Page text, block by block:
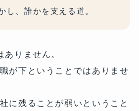
し、誰かを支える道。
ありません。
が下ということではありませ
に残ることが弱いということ